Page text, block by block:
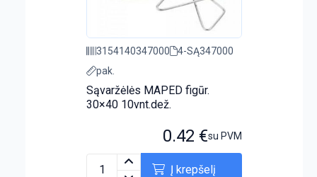
3154140347000
4-SĄ347000
pak.
Sąvaržėlės MAPED figūr.
30×40 10vnt.dež.
0.42 €su PVM
Į krepšelį